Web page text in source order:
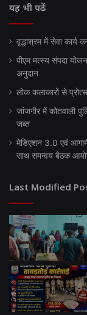
यह भी पढ़ें
वृद्धाश्रम में सेवा कार्य
पीएम मत्स्य संपदा
अनुदान
लोक कलाकारों से
जांजगीर में कोतवाली
जब्त
मेडिएशन 3.0 एवं
साथ समन्वय बैठक
Last Modified